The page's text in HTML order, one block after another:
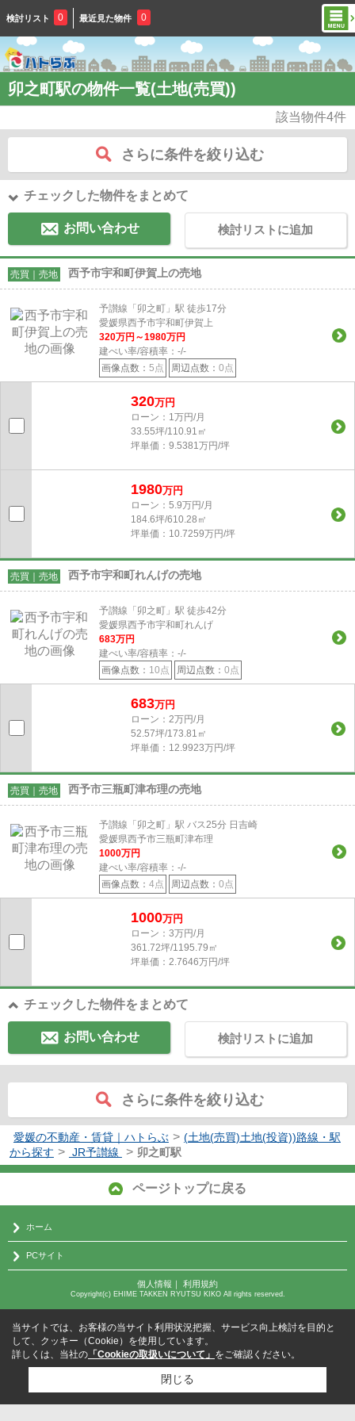
検討リスト 0 最近見た物件 0
卯之町駅の物件一覧(土地(売買))
該当物件4件
さらに条件を絞り込む
チェックした物件をまとめて
お問い合わせ 検討リストに追加
売買｜売地 西予市宇和町伊賀上の売地
予讃線「卯之町」駅 徒歩17分
愛媛県西予市宇和町伊賀上
320万円～1980万円
建ぺい率/容積率： -/-
画像点数： 5点 周辺点数： 0点
320万円
ローン：1万円/月
33.55坪/110.91㎡
坪単価：9.5381万円/坪
1980万円
ローン：5.9万円/月
184.6坪/610.28㎡
坪単価：10.7259万円/坪
売買｜売地 西予市宇和町れんげの売地
予讃線「卯之町」駅 徒歩42分
愛媛県西予市宇和町れんげ
683万円
建ぺい率/容積率： -/-
画像点数： 10点 周辺点数： 0点
683万円
ローン：2万円/月
52.57坪/173.81㎡
坪単価：12.9923万円/坪
売買｜売地 西予市三瓶町津布理の売地
予讃線「卯之町」駅 バス25分 日吉崎
愛媛県西予市三瓶町津布理
1000万円
建ぺい率/容積率： -/-
画像点数： 4点 周辺点数： 0点
1000万円
ローン：3万円/月
361.72坪/1195.79㎡
坪単価：2.7646万円/坪
チェックした物件をまとめて
お問い合わせ 検討リストに追加
さらに条件を絞り込む
愛媛の不動産・賃貸｜ハトらぶ > (土地(売買)土地(投資))路線・駅
から探す > JR予讃線 > 卯之町駅
ページトップに戻る
ホーム
PCサイト
個人情報 ｜ 利用規約
Copyright(c) EHIME TAKKEN RYUTSU KIKO All rights reserved.
当サイトでは、お客様の当サイト利用状況把握、サービス向上検討を目的と
して、クッキー（Cookie）を使用しています。
詳しくは、当社の 「Cookieの取扱いについて」 をご確認ください。
閉じる